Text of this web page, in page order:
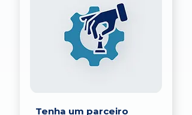
Tenha um parceiro